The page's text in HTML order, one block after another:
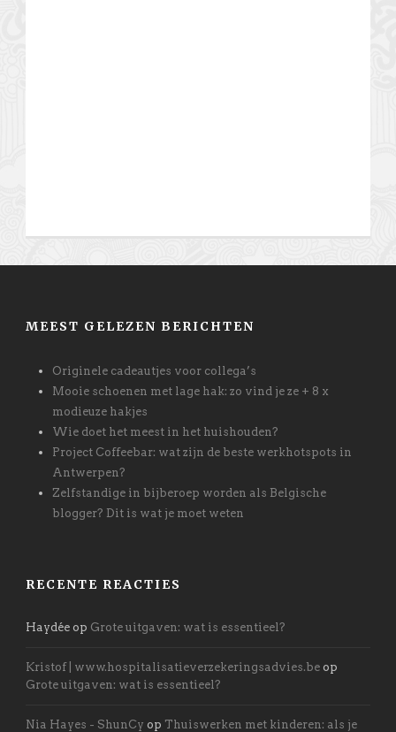
MEEST GELEZEN BERICHTEN
Originele cadeautjes voor collega’s
Mooie schoenen met lage hak: zo vind je ze + 8 x
modieuze hakjes
Wie doet het meest in het huishouden?
Project Coffeebar: wat zijn de beste werkhotspots in
Antwerpen?
Zelfstandige in bijberoep worden als Belgische
blogger? Dit is wat je moet weten
RECENTE REACTIES
Haydée op Grote uitgaven: wat is essentieel?
Kristof | www.hospitalisatieverzekeringsadvies.be op
Grote uitgaven: wat is essentieel?
Nia Hayes - ShunCy op Thuiswerken met kinderen: als je